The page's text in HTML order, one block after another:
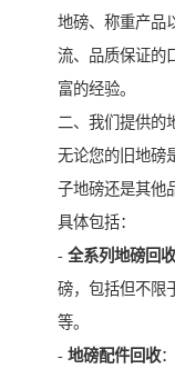
地磅、称重产品
流、品质保证的
富的经验。
二、我们提供的
无论您的旧地磅
子地磅还是其他
具体包括：
- 全系列地磅回收
磅，包括但不限
等。
- 地磅配件回收